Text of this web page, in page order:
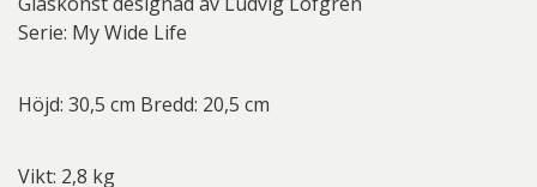
Serie: My Wide Life
Höjd: 30,5 cm Bredd: 20,5 cm
Vikt: 2,8 kg